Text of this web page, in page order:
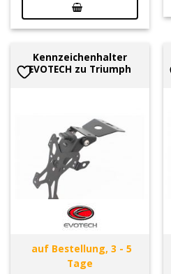
Kennzeichenhalter
EVOTECH zu Triumph
auf Bestellung, 3 - 5
Tage